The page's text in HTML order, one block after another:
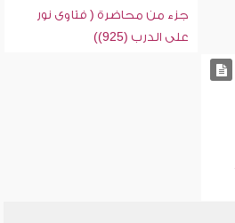
جزء من محاضرة ( فتاوى نور
على الدرب (925))